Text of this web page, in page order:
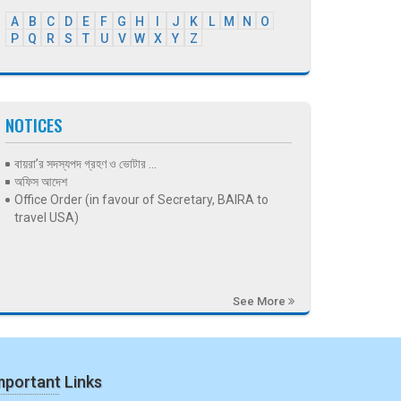
A B C D E F G H J K L M N
O
P
Q R S T U V W X Y Z
NOTICES
বায়রা’র সদস্যপদ গ্রহণ ও ভোটার ...
অফিস আদেশ
Office Order (in favour of Secretary, BAIRA to
travel USA)
See More
Links